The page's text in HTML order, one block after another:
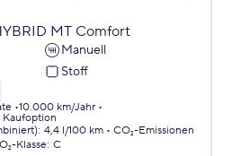
MT Comfort
Manuell
Stoff
10.000 km/Jahr
Kaufoption
: 4,4 l/100 km
CO₂-Emissionen
Klasse: C